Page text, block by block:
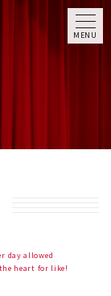
MENU
day allowed
heart for like!